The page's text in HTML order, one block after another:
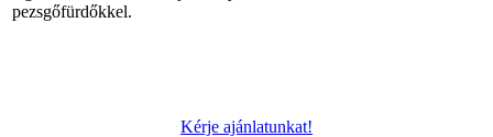
pezsgőfürdőkkel.
Kérje ajánlatunkat!